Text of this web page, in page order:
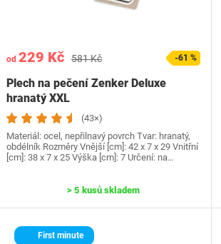
od 229 Kč 581 Kč -61 %
Plech na pečení Zenker Deluxe
hranatý XXL
(43×)
Materiál: ocel, nepřilnavý povrch Tvar: hranatý,
obdélník Rozměry Vnější [cm]: 42 x 7 x 29 Vnitřní
[cm]: 38 x 7 x 25 Výška [cm]: 7 Určení: na…
> 5 kusů skladem
First minute